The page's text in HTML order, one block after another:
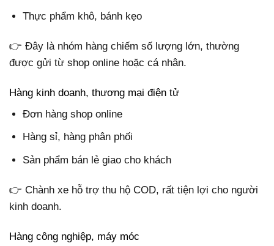
Thực phẩm khô, bánh kẹo
👉 Đây là nhóm hàng chiếm số lượng lớn, thường
được gửi từ shop online hoặc cá nhân.
Hàng kinh doanh, thương mại điện tử
Đơn hàng shop online
Hàng sỉ, hàng phân phối
Sản phẩm bán lẻ giao cho khách
👉 Chành xe hỗ trợ thu hộ COD, rất tiện lợi cho người
kinh doanh.
Hàng công nghiệp, máy móc